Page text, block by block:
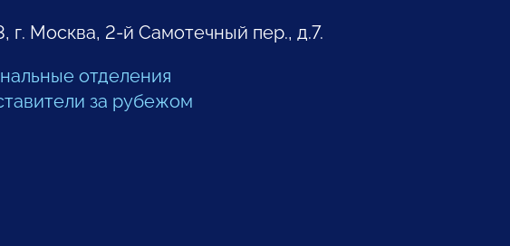
г. Москва, 2-й Самотечный пер., д.7.
отделения
за рубежом